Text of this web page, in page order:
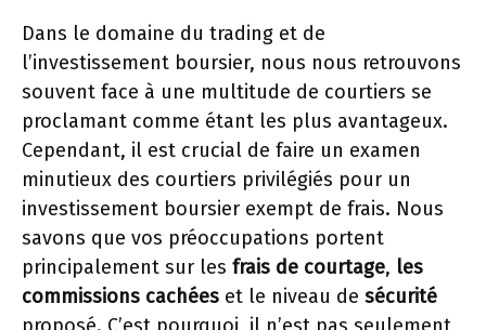
Dans le domaine du trading et de
l’investissement boursier, nous nous retrouvons
souvent face à une multitude de courtiers se
proclamant comme étant les plus avantageux.
Cependant, il est crucial de faire un examen
minutieux des courtiers privilégiés pour un
investissement boursier exempt de frais. Nous
savons que vos préoccupations portent
principalement sur les frais de courtage, les
commissions cachées et le niveau de sécurité